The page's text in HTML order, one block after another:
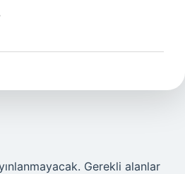
Gerekli alanlar